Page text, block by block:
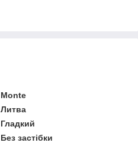
Monte
Литва
Гладкий
Без застібки